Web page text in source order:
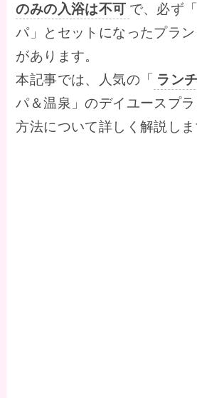
のみの入浴は不可 で、必ず
パ」とセットになったプラ
があります。
本記事では、人気の「 ラン
パ＆温泉」のデイユースプ
方法について詳しく解説しま